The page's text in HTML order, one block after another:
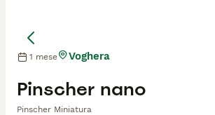
Pinscher nano
Pinscher Miniatura
1 mese Voghera